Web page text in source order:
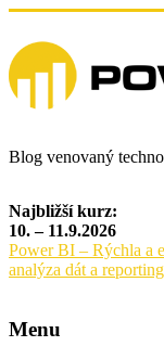
Blog venovaný
Najbližší kurz:
10. – 11.9.2026
Power BI – Rýchla a
analýza dát a reporting
Menu